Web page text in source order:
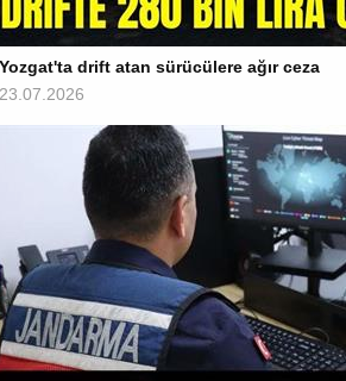
Yozgat'ta drift atan sürücülere ağır ceza
23.07.2026